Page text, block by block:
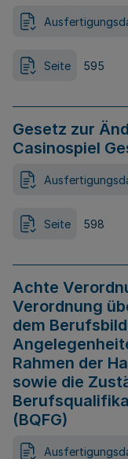
Seite 595
Gesetz zur
Casinospiel
Seite 598
Achte
Verordnung
dem
Rahmen der
sowie die
(BQFG)